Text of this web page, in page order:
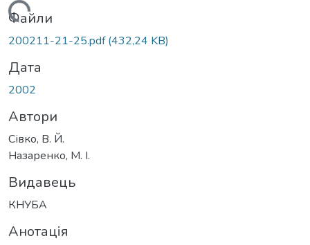
Файли
200211-21-25.pdf(432,24 KB)
Дата
2002
Автори
Сівко, В. Й.
Назаренко, М. І.
Видавець
КНУБА
Анотація